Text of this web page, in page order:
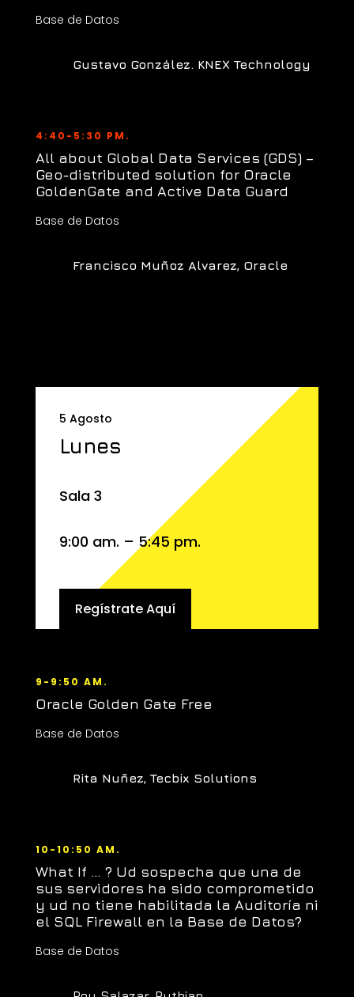
Base de Datos
Gustavo González. KNEX Technology
4:40-5:30 PM.
All about Global Data Services (GDS) –
Geo-distributed solution for Oracle
GoldenGate and Active Data Guard
Base de Datos
Francisco Muñoz Alvarez, Oracle
5 Agosto
Lunes
Sala 3
9:00 am. – 5:45 pm.
Regístrate Aquí
9-9:50 AM.
Oracle Golden Gate Free
Base de Datos
Rita Nuñez, Tecbix Solutions
10-10:50 AM.
What If … ? Ud sospecha que una de
sus servidores ha sido comprometido
y ud no tiene habilitada la Auditoría ni
el SQL Firewall en la Base de Datos?
Base de Datos